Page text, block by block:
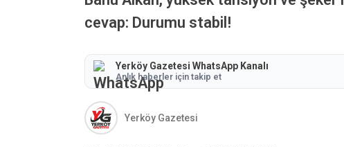
cevap: Durumu stabil!
Yerköy Gazetesi WhatsApp Kanalı
Anlık haberler için takip et
Yerköy Gazetesi